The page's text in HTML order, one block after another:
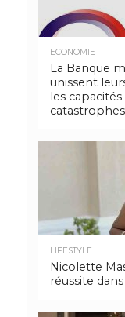
ECONOMIE
La Banque
unissent
les
LIFESTYLE
Nicolette
réussite